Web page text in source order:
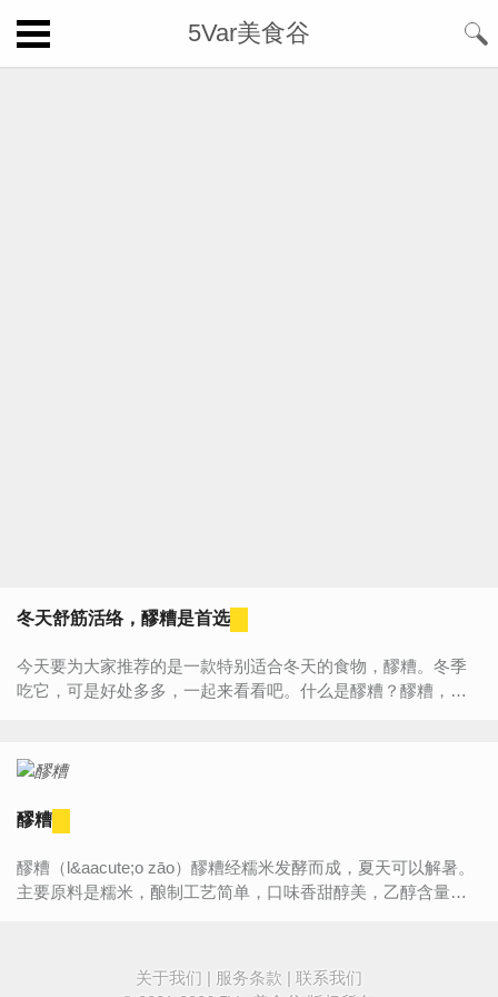
5Var美食谷
冬天舒筋活络，醪糟是首选
今天要为大家推荐的是一款特别适合冬天的食物，醪糟。冬季
吃它，可是好处多多，一起来看看吧。什么是醪糟？醪糟，又
醪糟
醪糟（l&aacute;o zāo）醪糟经糯米发酵而成，夏天可以解暑。
主要原料是糯米，酿制工艺简单，口味香甜醇美，乙醇含量极
关于我们 | 服务条款 | 联系我们